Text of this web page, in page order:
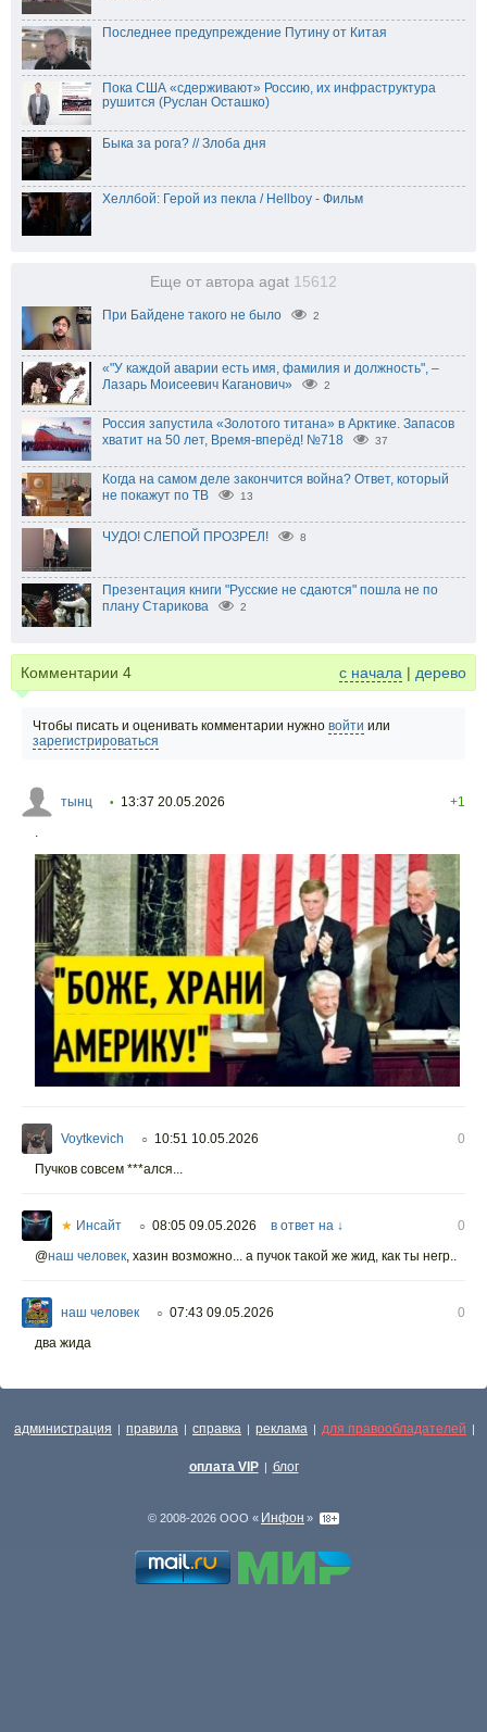
Последнее предупреждение Путину от Китая
Пока США «сдерживают» Россию, их инфраструктура
рушится (Руслан Осташко)
Быка за рога? // Злоба дня
Хеллбой: Герой из пекла / Hellboy - Фильм
Еще от автора agat 15612
При Байдене такого не было 2
«"У каждой аварии есть имя, фамилия и должность", –
Лазарь Моисеевич Каганович»
2
Россия запустила «Золотого титана» в Арктике. Запасов
хватит на 50 лет, Время-вперёд! №718
37
Когда на самом деле закончится война? Ответ, который
не покажут по ТВ
13
ЧУДО! СЛЕПОЙ ПРОЗРЕЛ! 8
Презентация книги "Русские не сдаются" пошла не по
плану Старикова
2
Комментарии 4 с начала | дерево
Чтобы писать и оценивать комментарии нужно войти или
зарегистрироваться
тынц • 13:37 20.05.2026
+1
Voytkevich ○ 10:51 10.05.2026
0
Пучков совсем ***ался...
★ Инсайт ○ 08:05 09.05.2026 в ответ на ↓
0
@наш человек, хазин возможно... а пучок такой же жид, как ты негр..
наш человек ○ 07:43 09.05.2026
0
два жида
администрация | правила | справка | реклама | для правообладателей |
оплата VIP | блог
© 2008-2026 ООО « Инфон »